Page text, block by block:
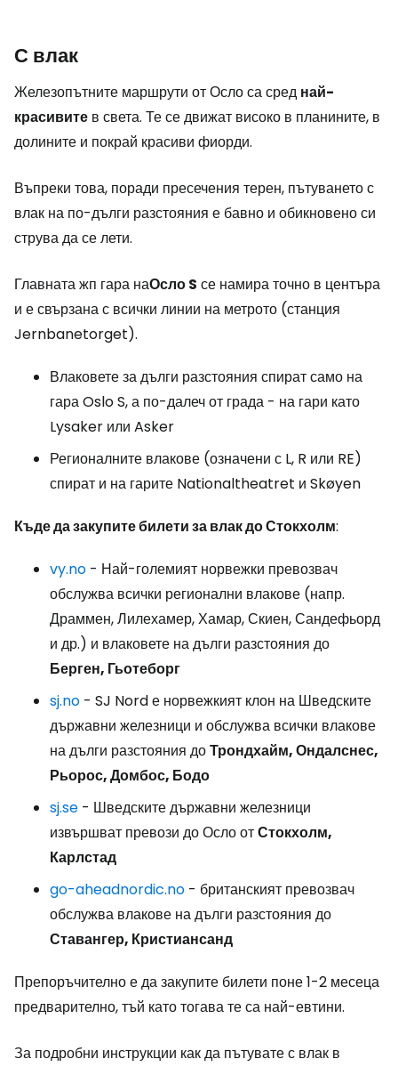
С влак
Железопътните маршрути от Осло са сред най-
красивите в света. Те се движат високо в планините, в
долините и покрай красиви фиорди.
Въпреки това, поради пресечения терен, пътуването с
влак на по-дълги разстояния е бавно и обикновено си
струва да се лети.
Главната жп гара наОсло S се намира точно в центъра
и е свързана с всички линии на метрото (станция
Jernbanetorget).
Влаковете за дълги разстояния спират само на
гара Oslo S, а по-далеч от града - на гари като
Lysaker или Asker
Регионалните влакове (означени с L, R или RE)
спират и на гарите Nationaltheatret и Skøyen
Къде да закупите билети за влак до Стокхолм:
vy.no - Най-големият норвежки превозвач
обслужва всички регионални влакове (напр.
Драммен, Лилехамер, Хамар, Скиен, Сандефьорд
и др.) и влаковете на дълги разстояния до
Берген, Гьотеборг
sj.no - SJ Nord е норвежкият клон на Шведските
държавни железници и обслужва всички влакове
на дълги разстояния доТрондхайм, Ондалснес,
Рьорос, Домбос, Бодо
sj.se - Шведските държавни железници
извършват превози до Осло отСтокхолм,
Карлстад
go-aheadnordic.no - британският превозвач
обслужва влакове на дълги разстояния до
Ставангер, Кристиансанд
Препоръчително е да закупите билети поне 1-2 месеца
предварително, тъй като тогава те са най-евтини.
За подробни инструкции как да пътувате с влак в